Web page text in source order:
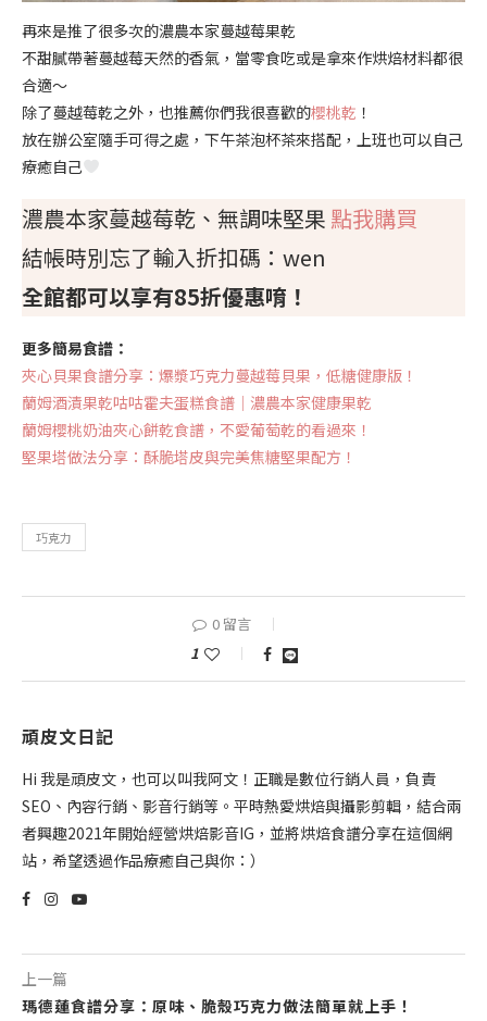
再來是推了很多次的濃農本家蔓越莓果乾
不甜膩帶著蔓越莓天然的香氣，當零食吃或是拿來作烘焙材料都很
合適～
除了蔓越莓乾之外，也推薦你們我很喜歡的櫻桃乾 ！
放在辦公室隨手可得之處，下午茶泡杯茶來搭配，上班也可以自己
療癒自己
濃農本家蔓越莓乾、無調味堅果 點我購買
結帳時別忘了輸入折扣碼：wen
全館都可以享有85折優惠唷！
更多簡易食譜：
夾心貝果食譜分享：爆漿巧克力蔓越莓貝果，低糖健康版！
蘭姆酒漬果乾咕咕霍夫蛋糕食譜｜濃農本家健康果乾
蘭姆櫻桃奶油夾心餅乾食譜，不愛葡萄乾的看過來！
堅果塔做法分享：酥脆塔皮與完美焦糖堅果配方！
巧克力
0 留言
1
頑皮文日記
Hi 我是頑皮文，也可以叫我阿文！正職是數位行銷人員，負責
SEO、內容行銷、影音行銷等。平時熱愛烘焙與攝影剪輯，結合兩
者興趣2021年開始經營烘焙影音IG，並將烘焙食譜分享在這個網
站，希望透過作品療癒自己與你：）
上一篇
瑪德蓮食譜分享：原味、脆殼巧克力做法簡單就上手！